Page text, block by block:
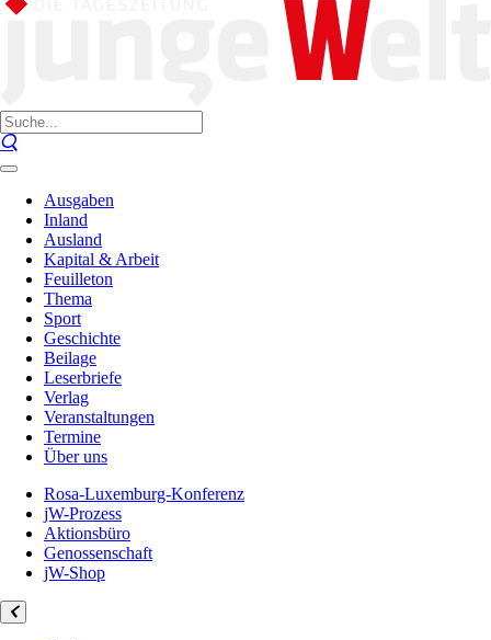
Ausgaben
Inland
Ausland
Kapital & Arbeit
Feuilleton
Thema
Sport
Geschichte
Beilage
Leserbriefe
Verlag
Veranstaltungen
Termine
Über uns
Rosa-Luxemburg-Konferenz
jW-Prozess
Aktionsbüro
Genossenschaft
jW-Shop